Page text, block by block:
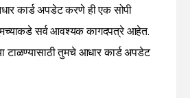
कार्ड अपडेट करणे ही एक सोपी
सर्व आवश्यक कागदपत्रे आहेत.
टाळण्यासाठी तुमचे आधार कार्ड अपडेट